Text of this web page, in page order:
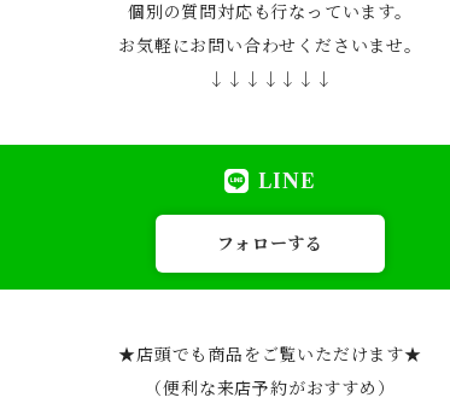
個別の質問対応も行なっています。
お気軽にお問い合わせくださいませ。
↓↓↓↓↓↓↓
LINE
フォローする
★店頭でも商品をご覧いただけます★
（便利な来店予約がおすすめ）